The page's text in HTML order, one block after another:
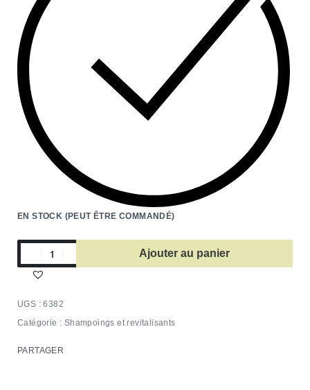
EN STOCK (PEUT ÊTRE COMMANDÉ)
Ajouter au panier
6382
Catégorie : Shampoings et revitalisants
PARTAGER